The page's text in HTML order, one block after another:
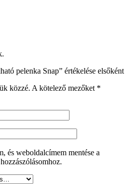
pelenka Snap” értékelése elsőként
közzé. A kötelező mezőket *
és weboldalcímem mentése a